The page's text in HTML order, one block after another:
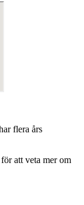
flera års
att veta mer om